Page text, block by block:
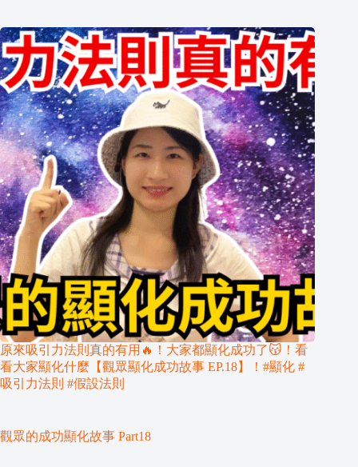
原來吸引力法則真的有用🔥！大家都顯化成功了😽！看
看大家顯化什麼【觀眾顯化成功故事 EP.18】！#顯化 #
吸引力法則 #假設法則
觀眾的成功顯化故事 Part18